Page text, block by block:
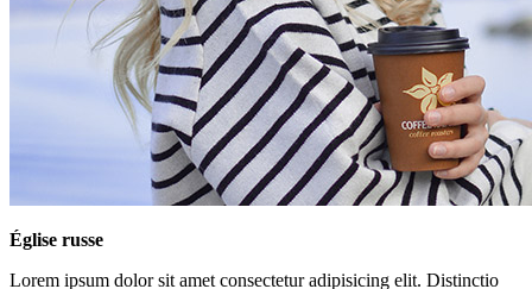
Église russe
Lorem ipsum dolor sit amet consectetur adipisicing elit. Distinctio